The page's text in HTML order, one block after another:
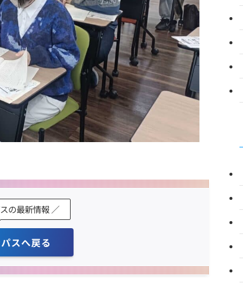
の最新情報 ／
スへ戻る